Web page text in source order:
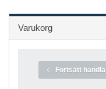
Varukorg
Fortsätt handla